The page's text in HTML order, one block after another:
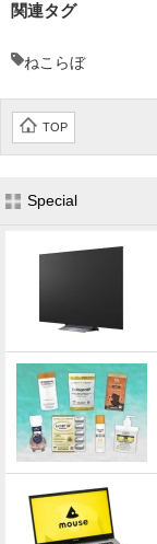
関連タグ
ねこらぼ
TOP
Special